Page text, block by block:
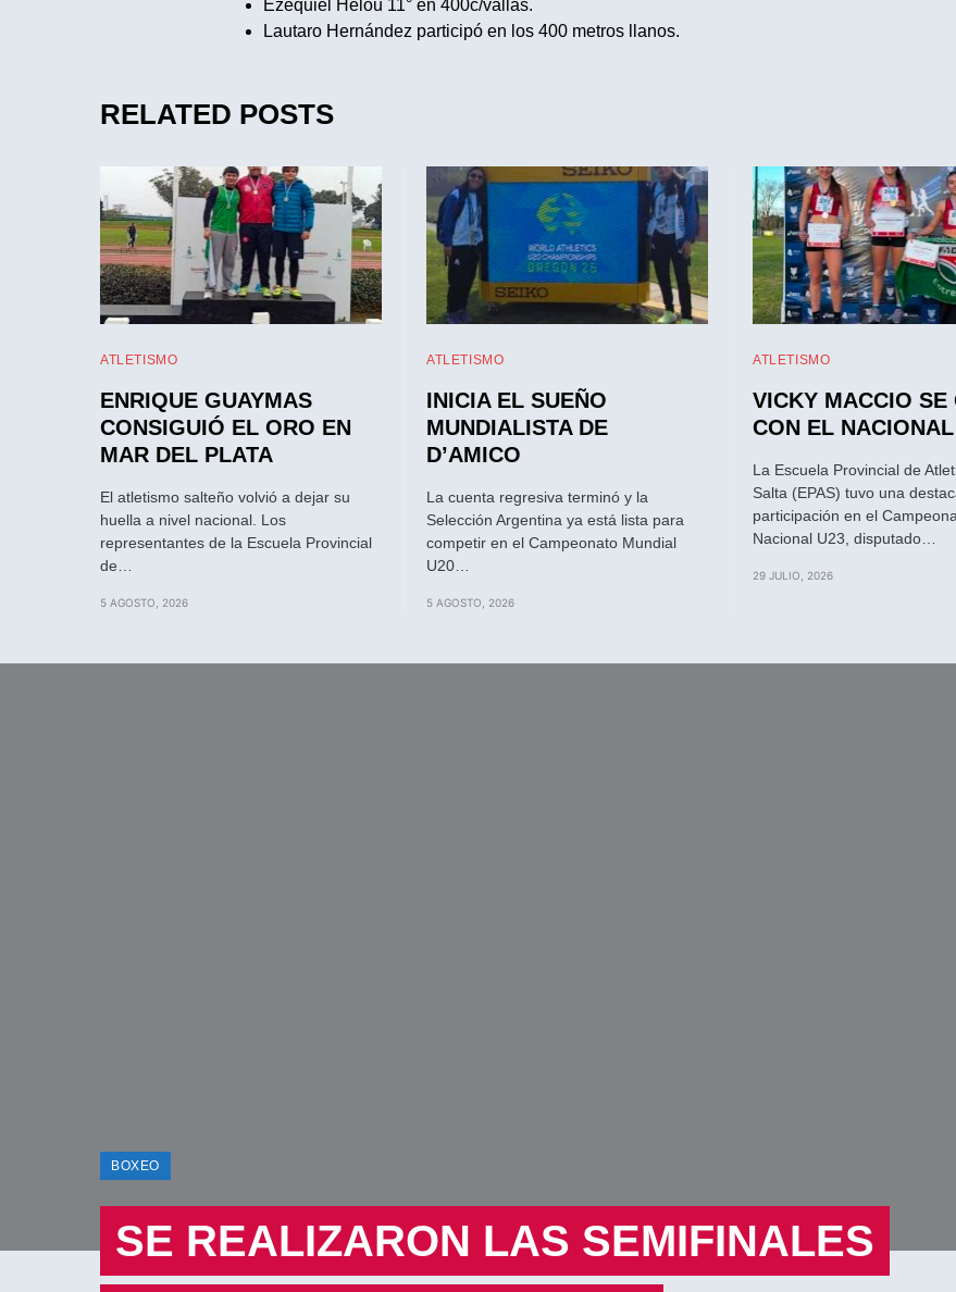
Ezequiel Helou 11° en 400c/vallas.
Lautaro Hernández participó en los 400 metros llanos.
RELATED POSTS
ATLETISMO
ENRIQUE GUAYMAS
CONSIGUIÓ EL ORO EN
MAR DEL PLATA
El atletismo salteño volvió a dejar su
huella a nivel nacional. Los
representantes de la Escuela Provincial
de…
5 AGOSTO, 2026
ATLETISMO
INICIA EL SUEÑO
MUNDIALISTA DE
D’AMICO
La cuenta regresiva terminó y la
Selección Argentina ya está lista para
competir en el Campeonato Mundial
U20…
5 AGOSTO, 2026
ATLETISMO
VICKY MACCIO SE
CON EL
La Escuela Provincial de
Salta (EPAS) tuvo una
participación en el
Nacional U23, disputado…
29 JULIO, 2026
BOXEO
SE REALIZARON LAS SEMIFINALES